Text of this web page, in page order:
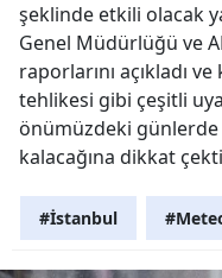
şeklinde etkili olacak
Genel Müdürlüğü ve
raporlarını açıkladı
tehlikesi gibi çeşitli
önümüzdeki günlerde
kalacağına dikkat
#İstanbul